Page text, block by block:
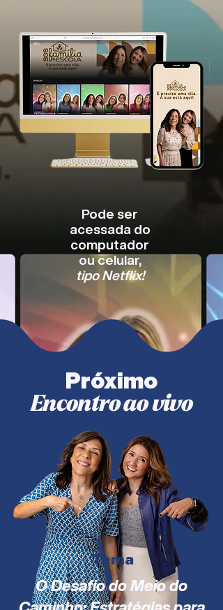
Pode ser
acessada do
computador
ou celular,
tipo Netflix!
Próximo
Encontro ao vivo
O Desafio do Meio do
Tema